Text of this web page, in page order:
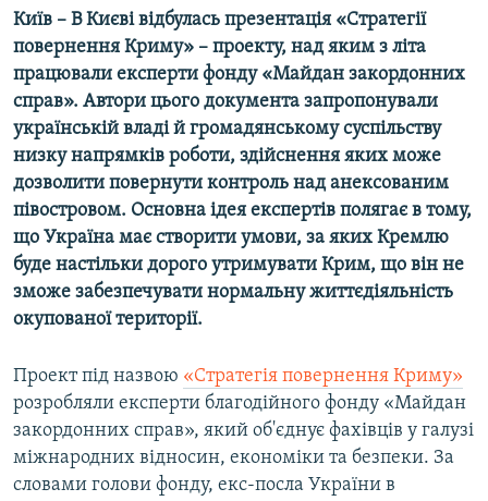
Київ – В Києві відбулась презентація «Стратегії
повернення Криму» – проекту, над яким з літа
працювали експерти фонду «Майдан закордонних
справ». Автори цього документа запропонували
українській владі й громадянському суспільству
низку напрямків роботи, здійснення яких може
дозволити повернути контроль над анексованим
півостровом. Основна ідея експертів полягає в тому,
що Україна має створити умови, за яких Кремлю
буде настільки дорого утримувати Крим, що він не
зможе забезпечувати нормальну життєдіяльність
окупованої території.
Проект під назвою «Стратегія повернення Криму»
розробляли експерти благодійного фонду «Майдан
закордонних справ», який об'єднує фахівців у галузі
міжнародних відносин, економіки та безпеки. За
словами голови фонду, екс-посла України в